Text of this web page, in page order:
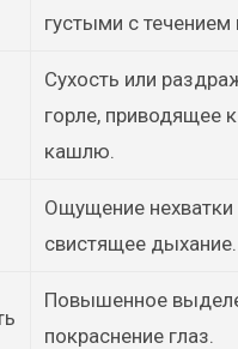
густыми с течением
Сухость или
горле, приводящее
кашлю.
Ощущение нехватки
свистящее дыхание.
Повышенное
покраснение глаз.